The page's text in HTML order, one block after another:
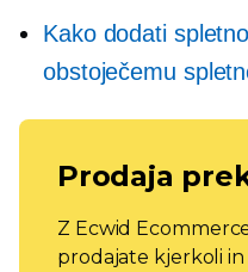
Kako dodati
obstoječemu
Prodaja
Z Ecwid
prodajate kjerkoli